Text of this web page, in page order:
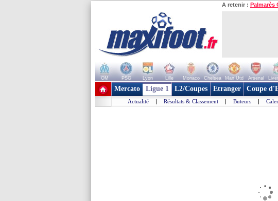
A retenir : Palmarès
OM PSG Lyon Lille Monaco Chelsea Man Utd Arsenal
+ de clubs
Mercato Ligue 1 L2/Coupes Etranger Coupe
Actualité | Résultats & Classement | Buteurs |